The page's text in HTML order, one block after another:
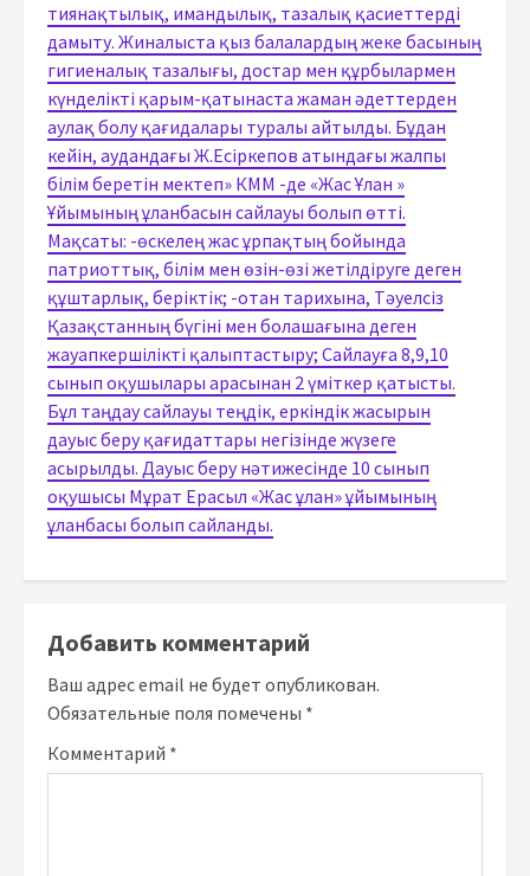
тиянақтылық, имандылық, тазалық қасиеттерді
дамыту. Жиналыста қыз балалардың жеке басының
гигиеналық тазалығы, достар мен құрбылармен
күнделікті қарым-қатынаста жаман әдеттерден
аулақ болу қағидалары туралы айтылды. Бұдан
кейін, аудандағы Ж.Есіркепов атындағы жалпы
білім беретін мектеп» КММ -де «Жас Ұлан »
Ұйымының ұланбасын сайлауы болып өтті.
Мақсаты: -өскелең жас ұрпақтың бойында
патриоттық, білім мен өзін-өзі жетілдіруге деген
құштарлық, беріктік; -отан тарихына, Тәуелсіз
Қазақстанның бүгіні мен болашағына деген
жауапкершілікті қалыптастыру; Сайлауға 8,9,10
сынып оқушылары арасынан 2 үміткер қатысты.
Бұл таңдау сайлауы теңдік, еркіндік жасырын
дауыс беру қағидаттары негізінде жүзеге
асырылды. Дауыс беру нәтижесінде 10 сынып
оқушысы Мұрат Ерасыл «Жас ұлан» ұйымының
ұланбасы болып сайланды.
Добавить комментарий
Ваш адрес email не будет опубликован.
Обязательные поля помечены *
Комментарий *